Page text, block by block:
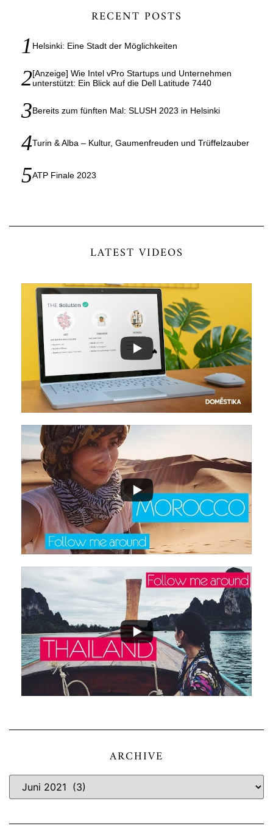
RECENT POSTS
Helsinki: Eine Stadt der Möglichkeiten
[Anzeige] Wie Intel vPro Startups und Unternehmen
unterstützt: Ein Blick auf die Dell Latitude 7440
Bereits zum fünften Mal: SLUSH 2023 in Helsinki
Turin & Alba – Kultur, Gaumenfreuden und Trüffelzauber
ATP Finale 2023
LATEST VIDEOS
ARCHIVE